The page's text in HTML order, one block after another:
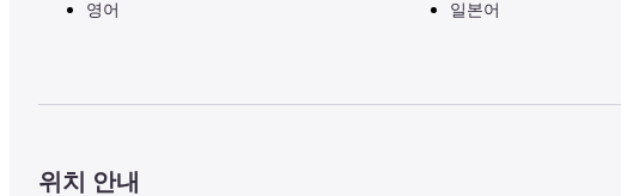
영어 일본어
위치 안내